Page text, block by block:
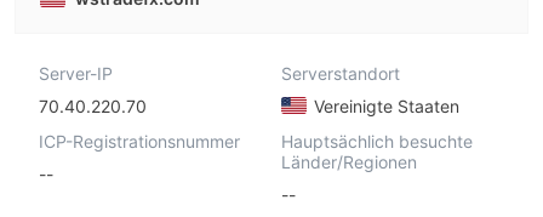
Server-IP
70.40.220.70
Serverstandort
Vereinigte Staaten
ICP-Registrationsnummer
--
Hauptsächlich besuchte
Länder/Regionen
--